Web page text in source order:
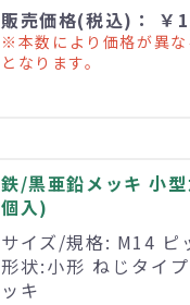
販売価格(税込)： ￥
※本数により価格が異
となります。
鉄/黒亜鉛メッキ 小
個入)
サイズ/規格: M14 ピ
形状:小形 ねじタイ
ッキ